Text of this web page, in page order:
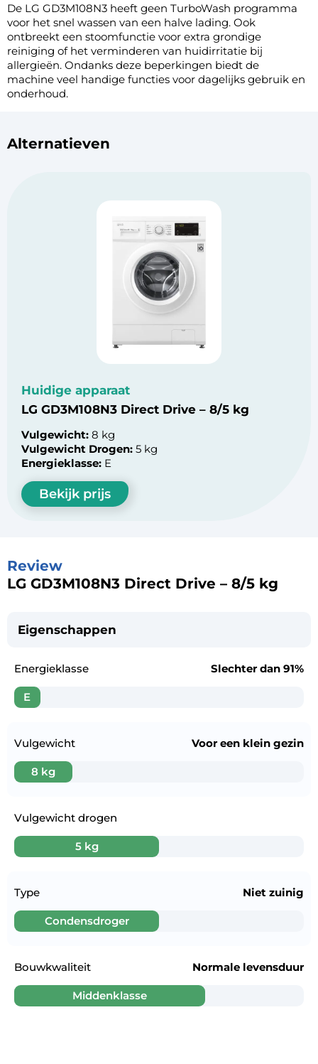
De LG GD3M108N3 heeft geen TurboWash programma
voor het snel wassen van een halve lading. Ook
ontbreekt een stoomfunctie voor extra grondige
reiniging of het verminderen van huidirritatie bij
allergieën. Ondanks deze beperkingen biedt de
machine veel handige functies voor dagelijks gebruik en
onderhoud.
Alternatieven
Huidige apparaat
LG GD3M108N3 Direct Drive – 8/5 kg
Vulgewicht: 8 kg
Vulgewicht Drogen: 5 kg
Energieklasse: E
Bekijk prijs
Review
LG GD3M108N3 Direct Drive – 8/5 kg
Eigenschappen
Energieklasse
E
Slechter dan 91%
Vulgewicht
8 kg
Voor een klein gezin
Vulgewicht drogen
5 kg
Type
Condensdroger
Niet zuinig
Bouwkwaliteit
Middenklasse
Normale levensduur